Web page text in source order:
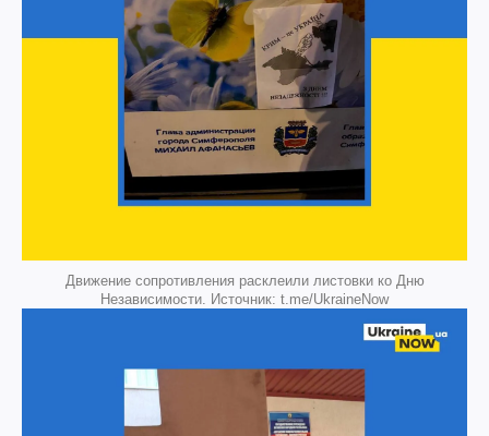
Движение сопротивления расклеили листовки ко Дню
Независимости. Источник: t.me/UkraineNow